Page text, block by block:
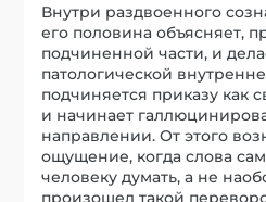
Внутри раздвоенного
его половина объясняет,
подчиненной части, и
патологической
подчиняется приказу как
и начинает
направлении. От этого
ощущение, когда слова
человеку думать, а не
произошел такой